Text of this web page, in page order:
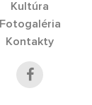
Kultúra
Fotogaléria
Kontakty